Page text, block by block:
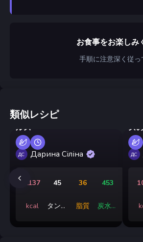
お食事をお楽しみ
手順に注意深く従っ
類似レシピ
冬用、酢漬けトマトのピク
ルス
ДС Дарина Сіліна
2137
kcal
45
タンパ
36
脂質
453
炭水化
ズ
ДС